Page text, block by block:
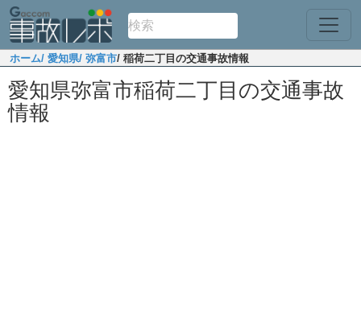
ホーム/ 愛知県/ 弥富市/ 稲荷二丁目の交通事故情報
愛知県弥富市稲荷二丁目の交通事故
情報